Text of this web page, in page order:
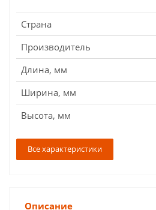
Страна
Производитель
Длина, мм
Ширина, мм
Высота, мм
Все характеристики
Описание